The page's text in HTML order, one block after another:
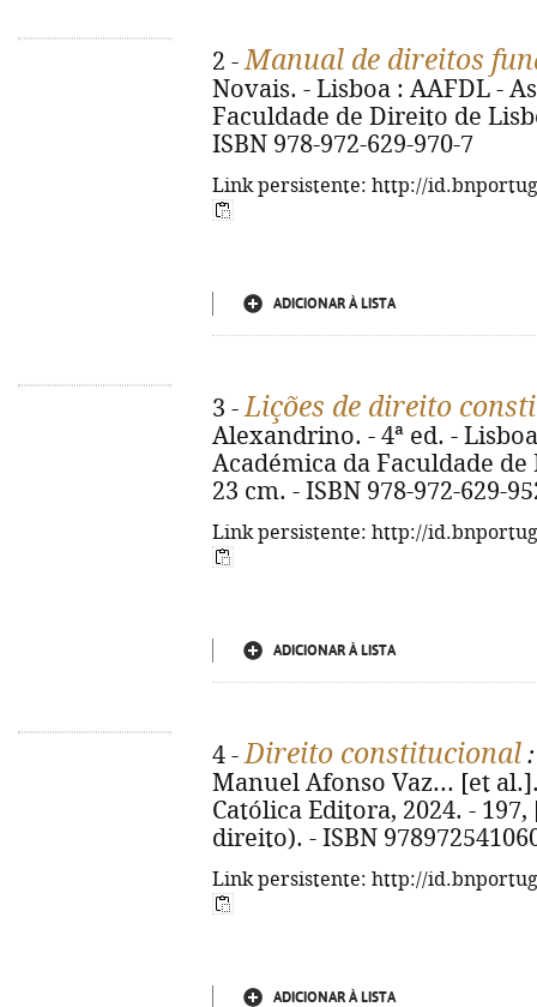
2 -Manual de direitos
Novais. - Lisboa : AAFDL -
Faculdade de Direito de
ISBN 978-972-629-970-7
Link persistente: http://
ADICIONAR À LISTA
3 -Lições de direito
Alexandrino. - 4ª ed. -
Académica da Faculdade
23 cm. - ISBN 978-972-629-
Link persistente: http://
ADICIONAR À LISTA
4 -Direito constitucional
Manuel Afonso Vaz... [et
Católica Editora, 2024. -
direito). - ISBN
Link persistente: http://
ADICIONAR À LISTA